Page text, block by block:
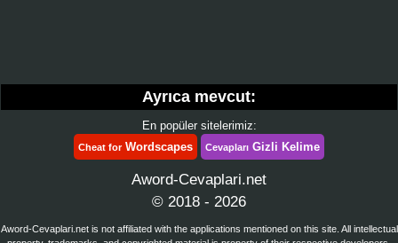
Ayrıca mevcut:
En popüler sitelerimiz:
Cheat forWordscapes Cevapları Gizli Kelime
Aword-Cevaplari.net
© 2018 - 2026
Aword-Cevaplari.net is not affiliated with the applications mentioned on this site. All intellectual